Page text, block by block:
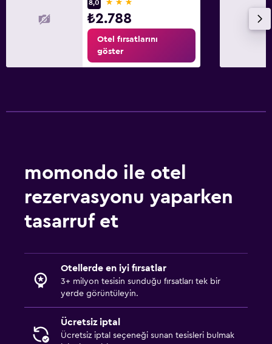
8,0
₺2.788
Otel fırsatlarını
göster
momondo ile otel
rezervasyonu yaparken
tasarruf et
Otellerde en iyi fırsatlar
3+ milyon tesisin sunduğu fırsatları tek bir
yerde görüntüleyin.
Ücretsiz iptal
Ücretsiz iptal seçeneği sunan tesisleri bulmak